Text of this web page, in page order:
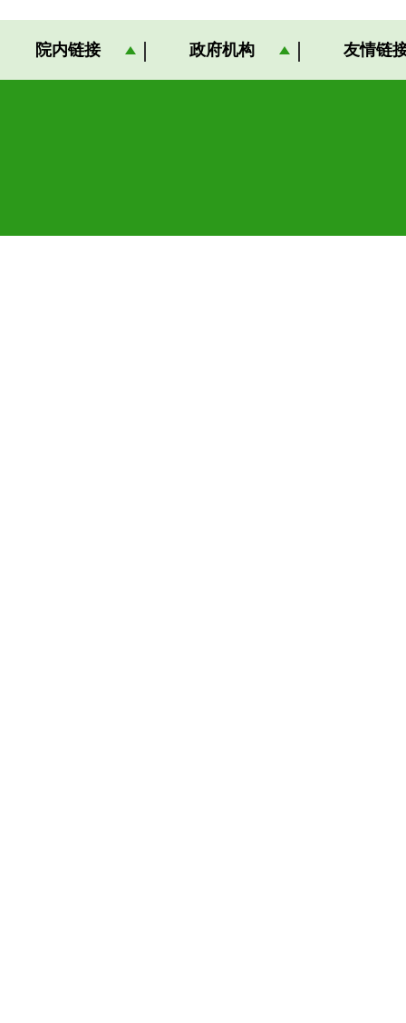
院内链接 政府机构 友情链